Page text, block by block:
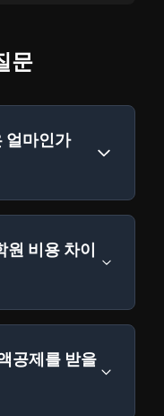
문
얼마인가
비용 차이
공제를 받을